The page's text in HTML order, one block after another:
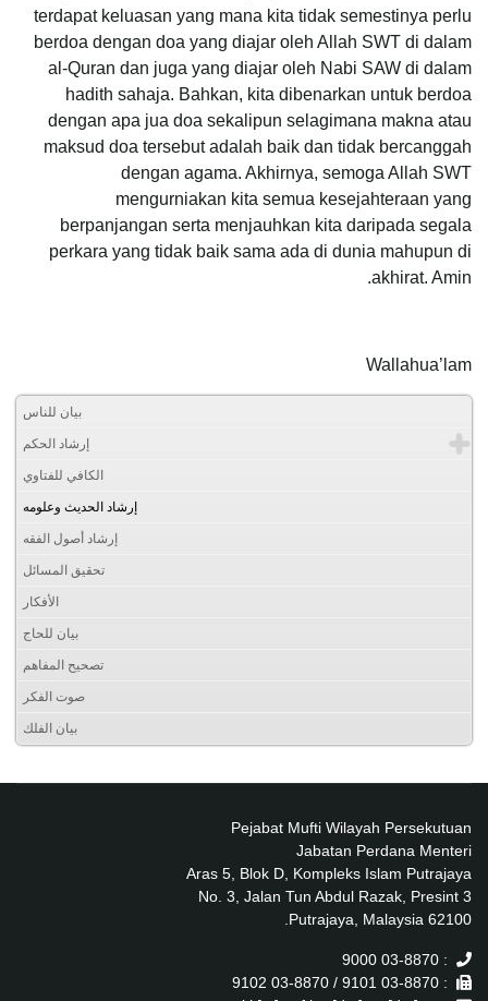
terdapat keluasan yang mana kita tidak semestinya perlu
berdoa dengan doa yang diajar oleh Allah SWT di dalam
al-Quran dan juga yang diajar oleh Nabi SAW di dalam
hadith sahaja. Bahkan, kita dibenarkan untuk berdoa
dengan apa jua doa sekalipun selagimana makna atau
maksud doa tersebut adalah baik dan tidak bercanggah
dengan agama. Akhirnya, semoga Allah SWT
mengurniakan kita semua kesejahteraan yang
berpanjangan serta menjauhkan kita daripada segala
perkara yang tidak baik sama ada di dunia mahupun di
akhirat. Amin.
Wallahua’lam
بيان للناس
إرشاد الحكم
الكافي للفتاوي
إرشاد الحديث وعلومه
إرشاد أصول الفقه
تحقيق المسائل
الأفكار
بيان للحاج
تصحيح المفاهم
صوت الفكر
بيان الفلك
Pejabat Mufti Wilayah Persekutuan
Jabatan Perdana Menteri
Aras 5, Blok D, Kompleks Islam Putrajaya
No. 3, Jalan Tun Abdul Razak, Presint 3
62100 Putrajaya, Malaysia.
: 03-8870 9000
: 03-8870 9101 / 03-8870 9102